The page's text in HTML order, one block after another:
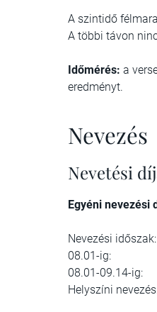
A szintidő
A többi távon
Időmérés: a
eredményt.
Nevezés
Nevetési
Egyéni nevezési
Nevezési
08.01-ig: 5
08.01-09.14-
Helyszíni